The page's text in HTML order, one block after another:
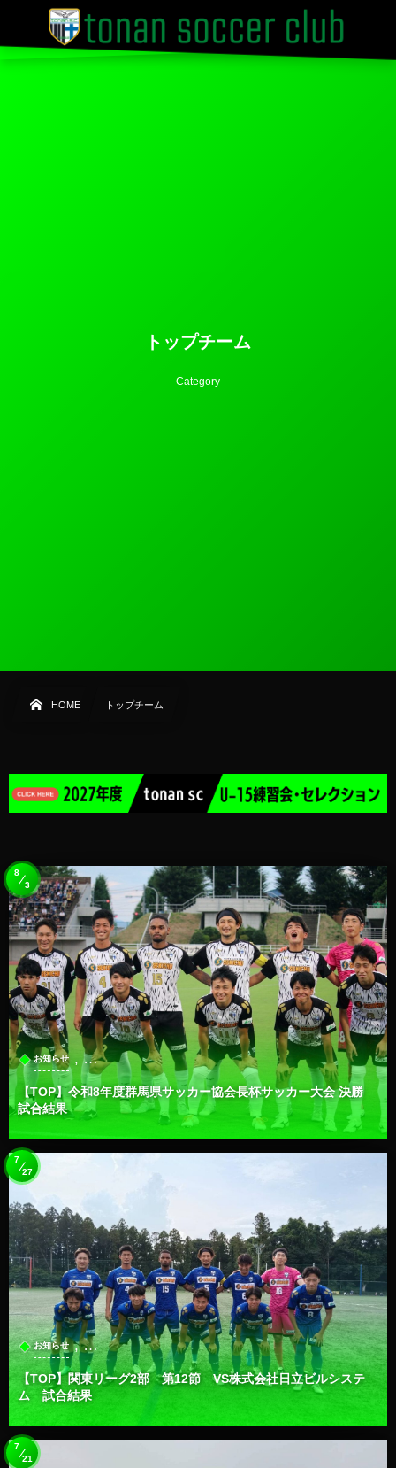
トップチーム
Category
HOME トップチーム
お知らせ , …
【TOP】令和8年度群馬県サッカー協会長杯サッカー大会 決勝
試合結果
8
3
お知らせ , …
【TOP】関東リーグ2部 第12節 VS株式会社日立ビルシステ
ム 試合結果
7
27
7
21